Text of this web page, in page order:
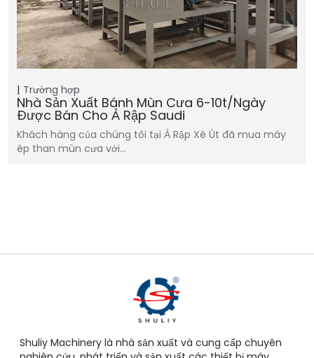
Trường hợp
Nhà Sản Xuất Bánh Mùn Cưa 6-10t/ngày
Được Bán Cho Ả Rập Saudi
Khách hàng của chúng tôi tại Ả Rập Xê Út đã mua máy
ép than mùn cưa với…
Shuliy Machinery là nhà sản xuất và cung cấp chuyên